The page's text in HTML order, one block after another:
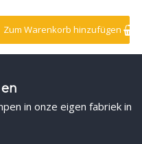
Zum Warenkorb hinzufügen
in onze eigen fabriek in